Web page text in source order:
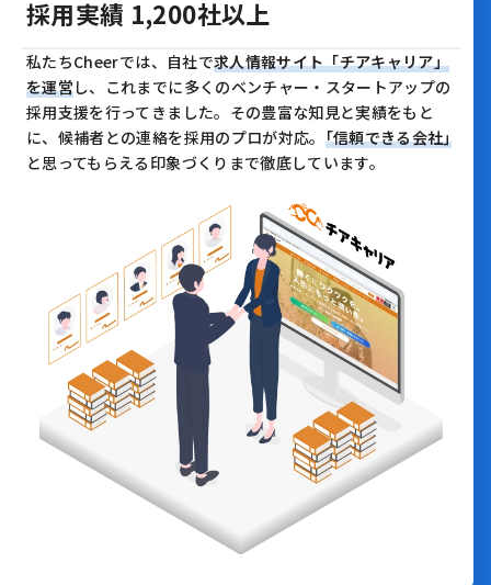
採用実績 1,200社以上
私たちCheerでは、自社で求人情報サイト「チアキャリア」
を運営し、 これまでに多くのベンチャー・スタートアップの
採用支援を行ってきました。 その豊富な知見と実績をもと
に、候補者との連絡を採用のプロが対応。 ｢信頼できる会社｣
と思ってもらえる印象づくりまで徹底しています。